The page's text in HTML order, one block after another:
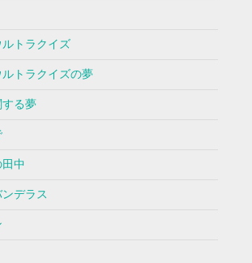
トラクイズ
トラクイズの夢
る夢
中
デラス